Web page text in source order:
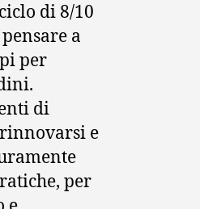
di 8/10
a
per
di
e
per